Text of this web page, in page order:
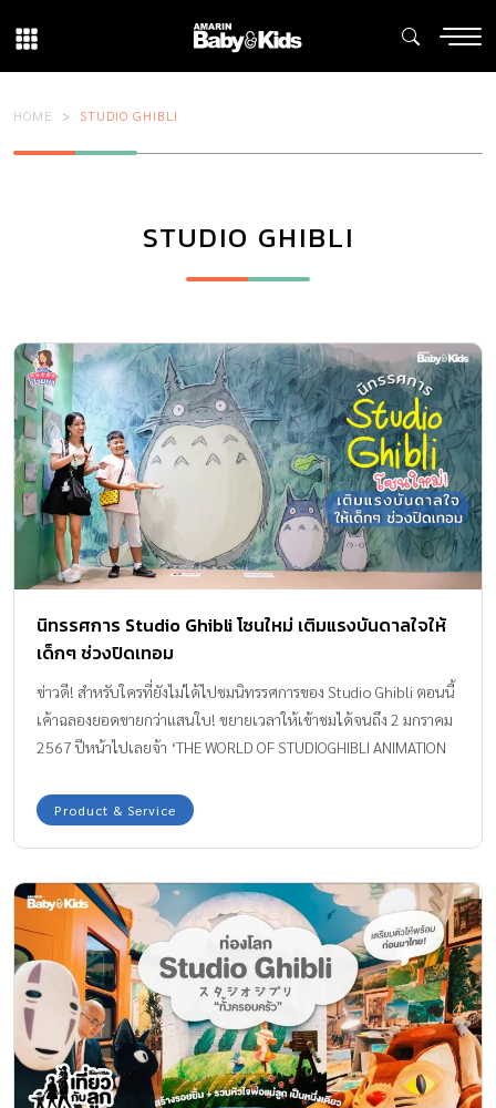
HOME STUDIO GHIBLI
STUDIO GHIBLI
นิทรรศการ Studio Ghibli โซนใหม่ เติมแรงบันดาลใจให้
เด็กๆ ช่วงปิดเทอม
ข่าวดี! สำหรับใครที่ยังไม่ได้ไปชมนิทรรศการของ Studio Ghibli ตอนนี้
เค้าฉลองยอดขายกว่าแสนใบ! ขยายเวลาให้เข้าชมได้จนถึง 2 มกราคม
2567 ปีหน้าไปเลยจ้า ‘THE WORLD OF STUDIOGHIBLI ANIMATION
บันดาลใจกัน เป็นโซนพิเศษที่รวบรวมเรื่องราวกว่าจะเป็นแอนิเมชั่น
Studio Ghibli คราวนี้แม่ไข่มุกชวนพี่บอมเบย์ และน้องน่านฟ้า แฟน
นิทรรศการ บางเรื่องที่ยังไม่ได้ดู น้องก็เล่าให้ฟังได้อย่างน่าสนใจ จน
อยากกลับไปดูที่บ้านบ้าง บอกเลยว่าน้องน่านฟ้านี่แหละ ตัวจริง! ถ้า
พร้อมแล้วไปดูนิทรรศการ StudioGhibli พร้อมๆ กับน้องน่านฟ้า และพี่
บอมเบย์กันเลย! ตรงทางเดินเข้านิทรรศการ พวกเราได้ถูกอุ่นเครื่องกัน
ด้วยโปสเตอร์ภาพยนต์แอนิเมชั่นของจิบลิเรื่องต่างๆ และลอดเครื่อง
บินของนาชิกา จาก เรื่อง มหาสงครามหุบเขาแห่งสายลม รับพาสปอร์ต
กันไปคนละ 1 ชุด เพื่อไปตามล่าหาจุดปั๊มกันให้ครบ ถัดมาจะมีห้องที่
ฉายวิดิโอสั้นๆ เล่าถึงที่มาที่ไปของ StudioGhibli กัน ซึ่งจุดนี้จะเป็นจุด
Product & Service